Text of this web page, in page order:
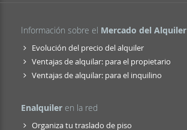
Información sobre el Mercado del Alquiler
Evolución del precio del alquiler
Ventajas de alquilar: para el propietario
Ventajas de alquilar: para el inquilino
Enalquiler en la red
Organiza tu traslado de piso